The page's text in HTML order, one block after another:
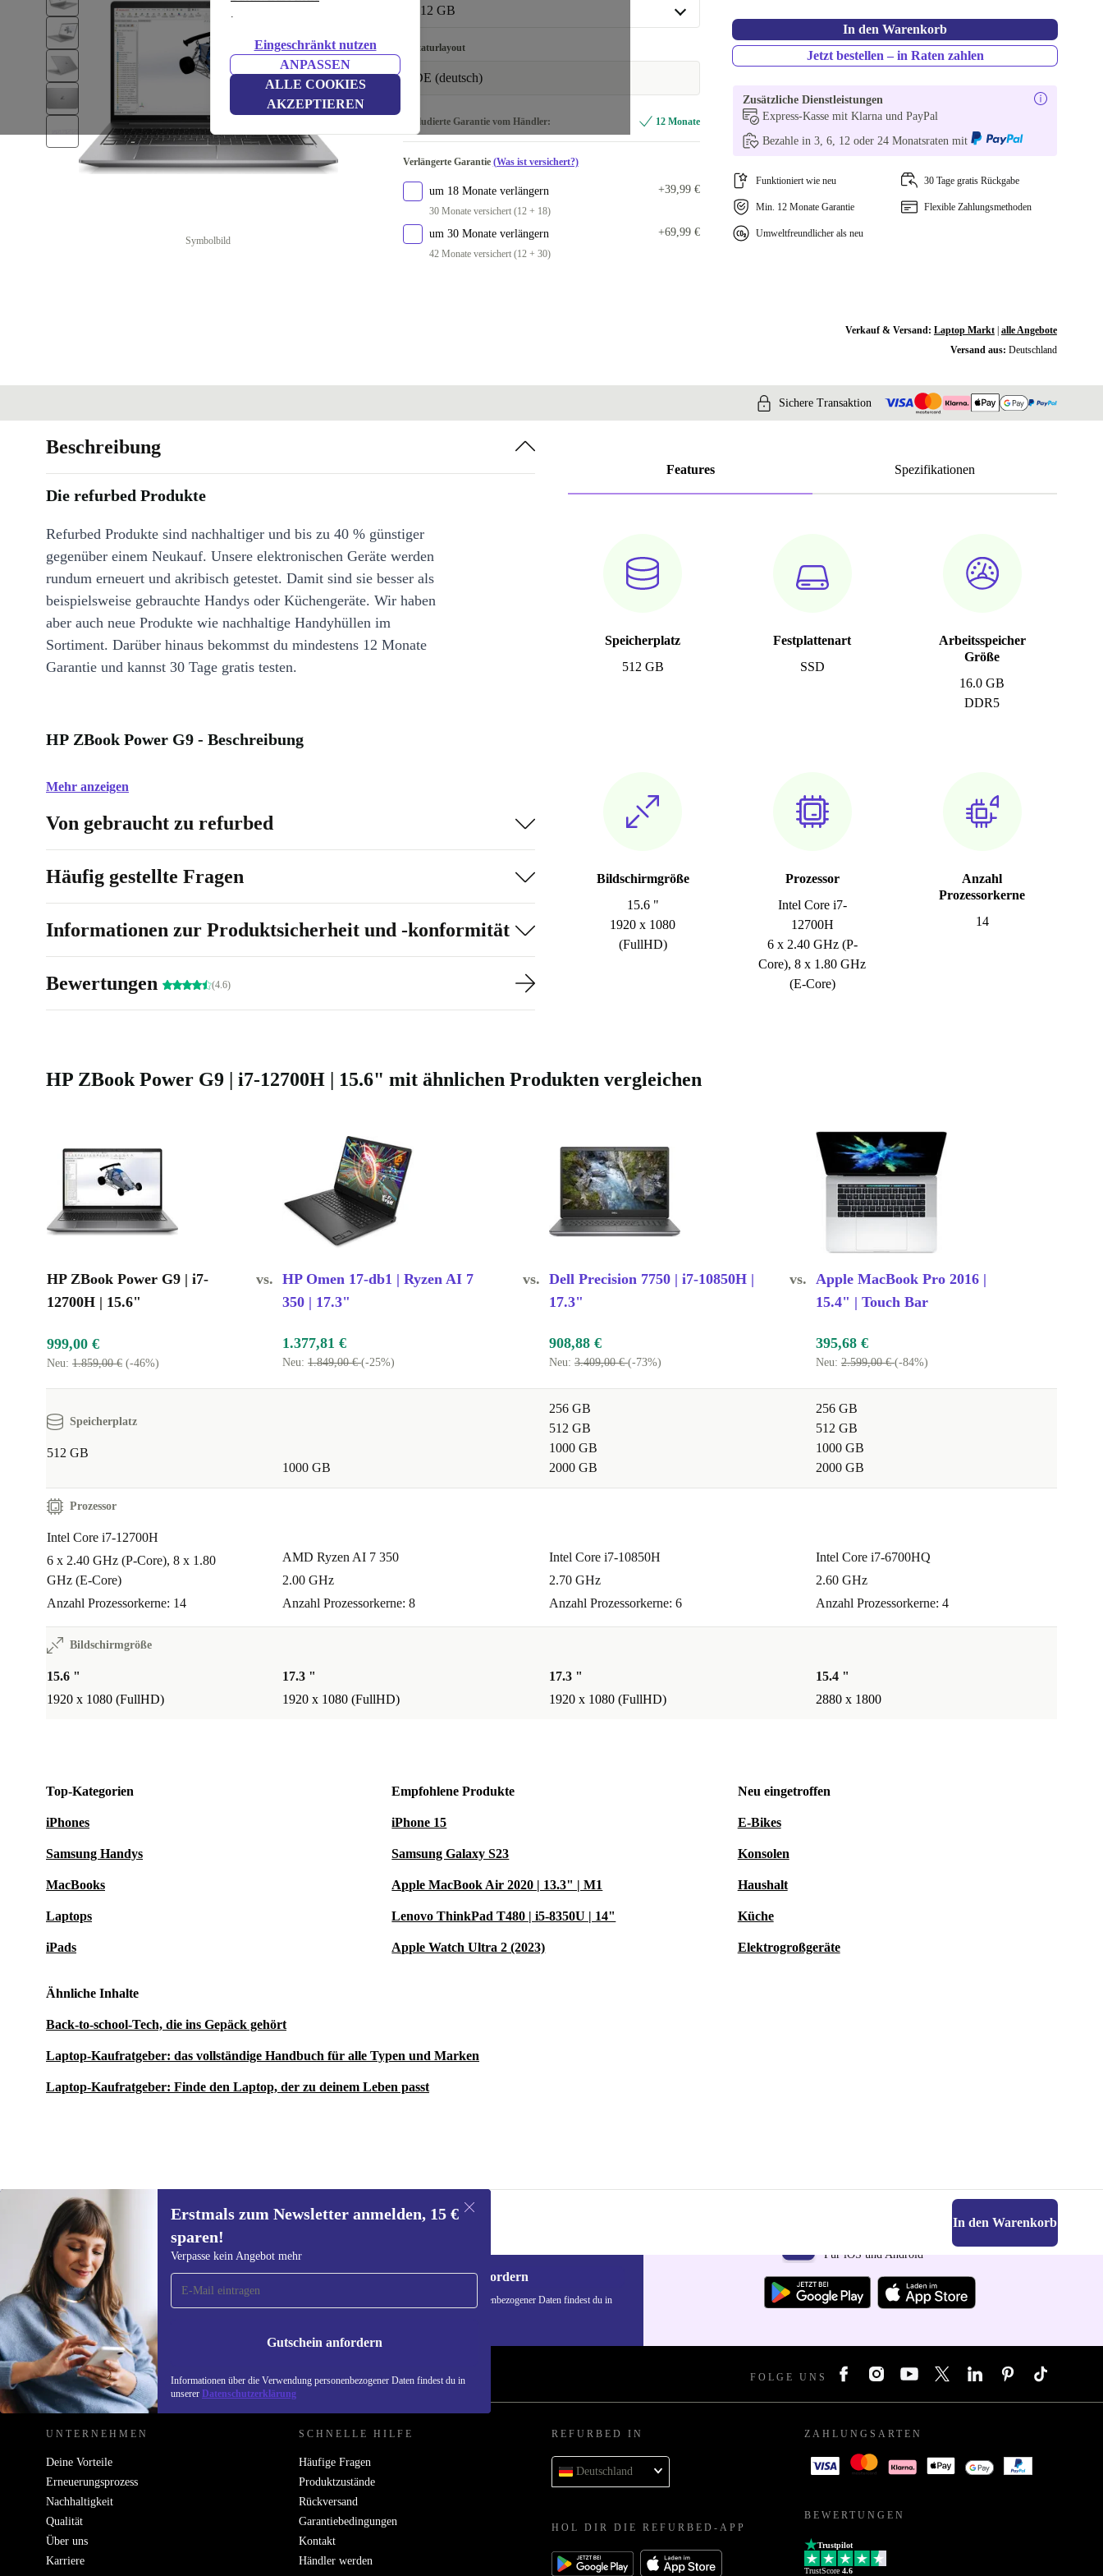
.
Eingeschränkt nutzen
ANPASSEN
ALLE COOKIES
AKZEPTIEREN
Symbolbild
+230,00 €
512 GB
512 GB
+230,00 €
Tastaturlayout
DE (deutsch)
Inkludierte Garantie vom Händler: 12 Monate
Verlängerte Garantie (Was ist versichert?)
um 18 Monate verlängern
30 Monate versichert (12 + 18)
+39,99 €
um 30 Monate verlängern
42 Monate versichert (12 + 30)
+69,99 €
In den Warenkorb
Jetzt bestellen – in Raten zahlen
Zusätzliche Dienstleistungen
Express-Kasse mit Klarna und PayPal
Bezahle in 3, 6, 12 oder 24 Monatsraten mit
Funktioniert wie neu 30 Tage gratis Rückgabe
Min. 12 Monate Garantie Flexible Zahlungsmethoden
Umweltfreundlicher als neu
Verkauf & Versand: Laptop Markt| alle Angebote
Versand aus: Deutschland
Sichere Transaktion
Features Spezifikationen
Speicherplatz
512 GB
Festplattenart
SSD
Arbeitsspeicher
Größe
16.0 GB
DDR5
Bildschirmgröße
15.6 "
1920 x 1080
(FullHD)
Prozessor
Intel Core i7-
12700H
6 x 2.40 GHz (P-
Core), 8 x 1.80 GHz
(E-Core)
Anzahl
Prozessorkerne
14
Beschreibung
Die refurbed Produkte
Refurbed Produkte sind nachhaltiger und bis zu 40 % günstiger
gegenüber einem Neukauf. Unsere elektronischen Geräte werden
rundum erneuert und akribisch getestet. Damit sind sie besser als
beispielsweise gebrauchte Handys oder Küchengeräte. Wir haben
aber auch neue Produkte wie nachhaltige Handyhüllen im
Sortiment. Darüber hinaus bekommst du mindestens 12 Monate
Garantie und kannst 30 Tage gratis testen.
HP ZBook Power G9 - Beschreibung
Mehr anzeigen
Von gebraucht zu refurbed
Häufig gestellte Fragen
Informationen zur Produktsicherheit und -konformität
Bewertungen (4.6)
HP ZBook Power G9 | i7-12700H | 15.6" mit ähnlichen Produkten vergleichen
HP ZBook Power G9 | i7-
12700H | 15.6"
vs. HP Omen 17-db1 | Ryzen AI 7
350 | 17.3"
vs. Dell Precision 7750 | i7-10850H |
17.3"
vs. Apple MacBook Pro 2016 |
15.4" | Touch Bar
999,00 €
Neu: 1.859,00 € (-46%)
1.377,81 €
Neu: 1.849,00 €(-25%)
908,88 €
Neu: 3.409,00 €(-73%)
395,68 €
Neu: 2.599,00 €(-84%)
Speicherplatz
512 GB
1000 GB
256 GB
512 GB
1000 GB
2000 GB
256 GB
512 GB
1000 GB
2000 GB
Prozessor
Intel Core i7-12700H
6 x 2.40 GHz (P-Core), 8 x 1.80
GHz (E-Core)
Anzahl Prozessorkerne: 14
AMD Ryzen AI 7 350
2.00 GHz
Anzahl Prozessorkerne: 8
Intel Core i7-10850H
2.70 GHz
Anzahl Prozessorkerne: 6
Intel Core i7-6700HQ
2.60 GHz
Anzahl Prozessorkerne: 4
Bildschirmgröße
15.6 "
1920 x 1080 (FullHD)
17.3 "
1920 x 1080 (FullHD)
17.3 "
1920 x 1080 (FullHD)
15.4 "
2880 x 1800
Top-Kategorien
iPhones
Samsung Handys
MacBooks
Laptops
iPads
Empfohlene Produkte
iPhone 15
Samsung Galaxy S23
Apple MacBook Air 2020 | 13.3" | M1
Lenovo ThinkPad T480 | i5-8350U | 14"
Apple Watch Ultra 2 (2023)
Neu eingetroffen
E-Bikes
Konsolen
Haushalt
Küche
Elektrogroßgeräte
Ähnliche Inhalte
Back-to-school-Tech, die ins Gepäck gehört
Laptop-Kaufratgeber: das vollständige Handbuch für alle Typen und Marken
Laptop-Kaufratgeber: Finde den Laptop, der zu deinem Leben passt
999,00 € In den Warenkorb
Erstmals zum Newsletter anmelden, 15 €
sparen!
Verpasse kein Angebot mehr
Gutschein anfordern
Informationen über die Verwendung personenbezogener Daten findest du in
unserer Datenschutzerklärung
Erstmals zum Newsletter
anmelden, 15 € sparen!
Verpasse kein Angebot mehr.
Gutschein anfordern
Informationen über die Verwendung personenbezogener Daten findest du in
Für iOS und Android
REFURBED DEUTSCHLAND - RETHINK NEW. FOLGE UNS
UNTERNEHMEN
Deine Vorteile
Erneuerungsprozess
Nachhaltigkeit
Qualität
Über uns
Karriere
SCHNELLE HILFE
Häufige Fragen
Produktzustände
Rückversand
Garantiebedingungen
Kontakt
Händler werden
REFURBED IN
Deutschland
HOL DIR DIE REFURBED-APP
ZAHLUNGSARTEN
BEWERTUNGEN
Trustpilot
TrustScore 4.6